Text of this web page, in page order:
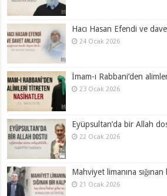
Hacı Hasan Efendi ve
24 Ocak 2026
İmam-ı Rabbani’den
23 Ocak 2026
Eyüpsultan’da bir Allah
22 Ocak 2026
Mahviyet limanına
21 Ocak 2026